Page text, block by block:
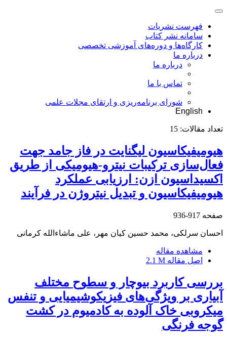
فهرست نشریات
سامانه نشر کتاب
کارگاه‌ها و دوره‌های آموزشی تخصصی
درباره ما
درباره ما
تماس با ما
شورای برنامه‌ریزی و ارتقای مجلات علمی
English
تعداد مقالات: 15
هیومیفیکاسیون لیگنایت در فاز جامد جهت
فعال‌سازی ترکیبات نیترو-هیومیکی از طریق
اکسیداسیون ازن: ارزیابی عملکرد
هیومیفیکاسیون و تبدیل نیتروژن در فرآیند
صفحه 917-936
احسان سرلکی، محمد حسین کیان مهر، علی ماشاء‌الله کرمانی
مشاهده مقاله
اصل مقاله 2.1 M
بررسی کاربرد بیوچار و سطوح مختلف
آبیاری بر ویژگی‌های فیزیکوشیمیایی و تنفس
میکروبی خاک آلوده به کادمیوم در کشت
گوجه فرنگی